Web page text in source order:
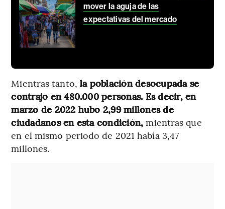
mover la aguja de las
expectativas del mercado
Mientras tanto, la población desocupada se
contrajo en 480.000 personas. Es decir, en
marzo de 2022 hubo 2,99 millones de
ciudadanos en esta condición, mientras que
en el mismo periodo de 2021 había 3,47
millones.